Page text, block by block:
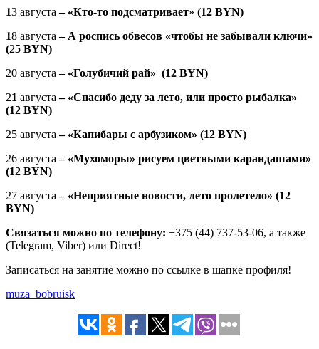
13 августа – «Кто-то подсматривает» (12 BYN)
18 августа– А роспись обвесов «чтобы не забывали ключи»
(25 BYN)
20 августа– «Голубичий рай» (12 BYN)
21 августа – «Спасибо деду за лето, или просто рыбалка»
(12 BYN)
25 августа – «Капибары с арбузиком» (12 BYN)
26 августа– «Мухоморы» рисуем цветными карандашами»
(12 BYN)
27 августа – «Неприятные новости, лето пролетело» (12
BYN)
Связаться можно по телефону: +375 (44) 737-53-06, а также
(Telegram, Viber) или Direct!
Записаться на занятие можно по ссылке в шапке профиля!
muza_bobruisk